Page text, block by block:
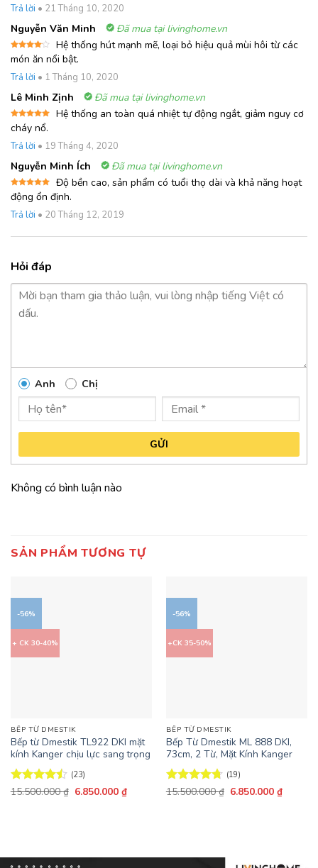
5 sao
Trả lời • 21 Tháng 10, 2020
Nguyễn Văn Minh Đã mua tại livinghome.vn
Được
xếp
5 sao
Hệ thống hút mạnh mẽ, loại bỏ hiệu quả mùi hôi từ các
món ăn nổi bật.
Trả lời • 1 Tháng 10, 2020
Lê Minh Zịnh Đã mua tại livinghome.vn
Được xếp
hạng 55
Hệ thống an toàn quá nhiệt tự động ngắt, giảm nguy cơ
cháy nổ.
Trả lời • 19 Tháng 4, 2020
Nguyễn Minh Ích Đã mua tại livinghome.vn
Được xếp
hạng5 5
Độ bền cao, sản phẩm có tuổi thọ dài và khả năng hoạt
động ổn định.
Trả lời • 20 Tháng 12, 2019
Hỏi đáp
Anh Chị
GỬI
Không có bình luận nào
SẢN PHẨM TƯƠNG TỰ
-56%
+ CK 30-40%
BẾP TỪ DMESTIK
Bếp từ Dmestik TL922 DKI mặt
kính Kanger chịu lực sang trọng
Được xếp
(23)
15.500.000₫ Giá
6.850.000 ₫Giá
hiện
-56%
+CK 35-50%
BẾP TỪ DMESTIK
Bếp Từ Dmestik ML 888 DKI,
73cm, 2 Từ, Mặt Kính Kanger
Được xếp
(19)
15.500.000₫ Giá
6.850.000 ₫Giá
hiện